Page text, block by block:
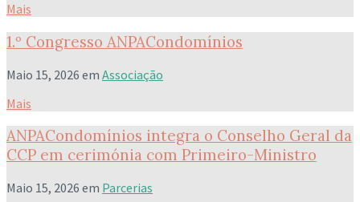
Mais
1.º Congresso ANPACondomínios
Maio 15, 2026 em Associação
Mais
ANPACondomínios integra o Conselho Geral da
CCP em cerimónia com Primeiro-Ministro
Maio 15, 2026 em Parcerias